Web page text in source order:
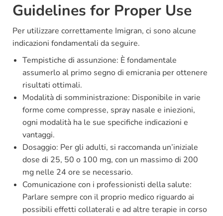
Guidelines for Proper Use
Per utilizzare correttamente Imigran, ci sono alcune
indicazioni fondamentali da seguire.
Tempistiche di assunzione: È fondamentale
assumerlo al primo segno di emicrania per ottenere
risultati ottimali.
Modalità di somministrazione: Disponibile in varie
forme come compresse, spray nasale e iniezioni,
ogni modalità ha le sue specifiche indicazioni e
vantaggi.
Dosaggio: Per gli adulti, si raccomanda un’iniziale
dose di 25, 50 o 100 mg, con un massimo di 200
mg nelle 24 ore se necessario.
Comunicazione con i professionisti della salute:
Parlare sempre con il proprio medico riguardo ai
possibili effetti collaterali e ad altre terapie in corso